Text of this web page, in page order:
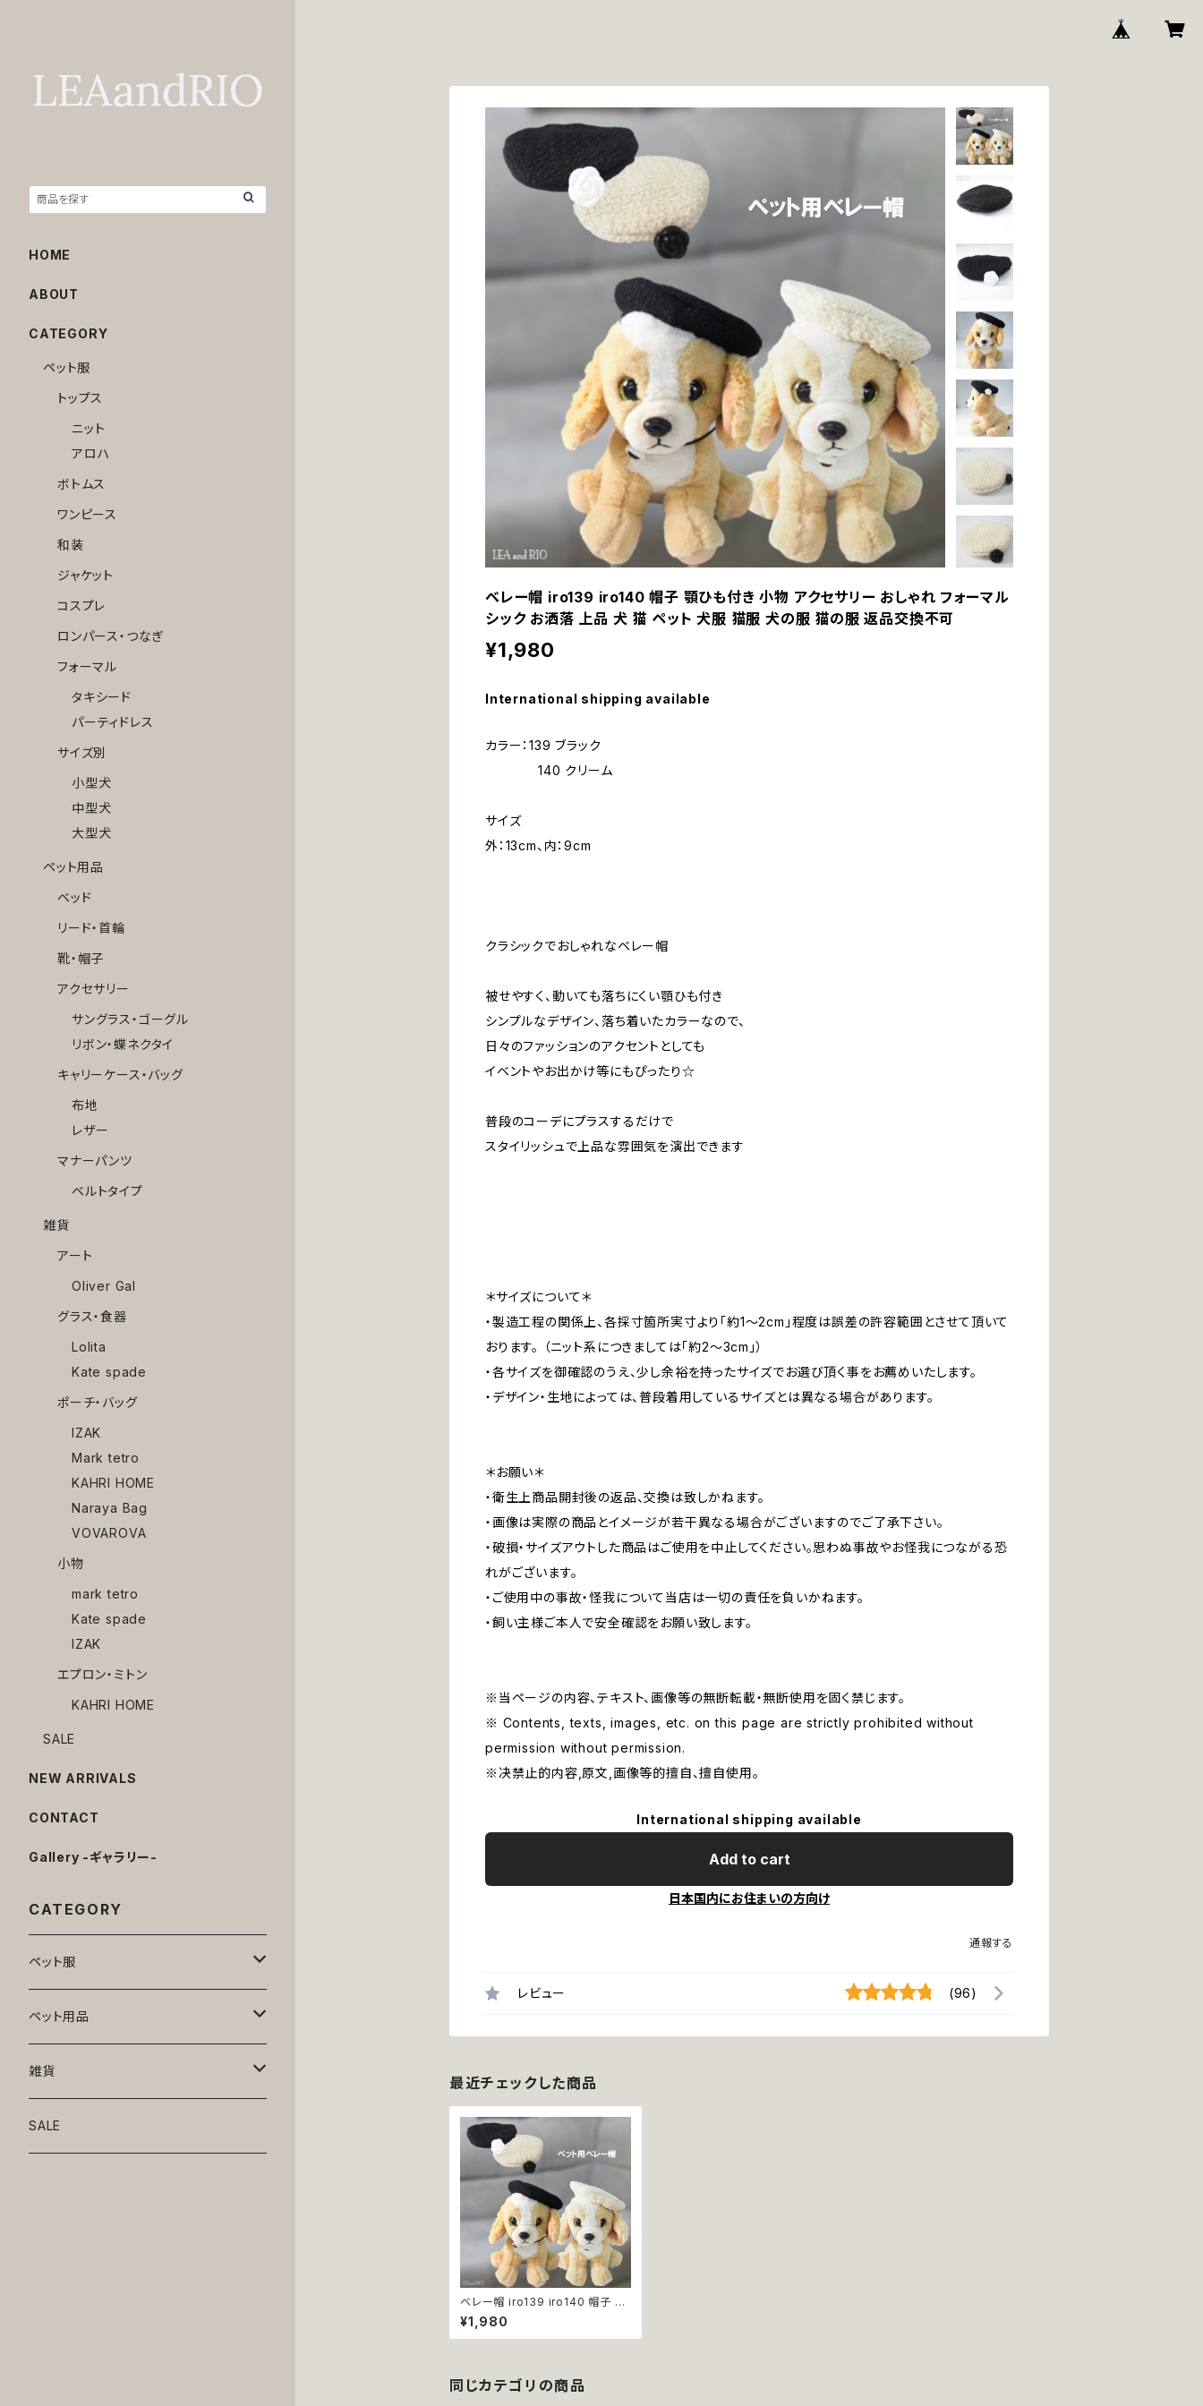
ベレー帽 iro139 iro140 帽子 顎ひも付き 小物 アクセサリー おしゃれ フォーマル
シック お洒落 上品 犬 猫 ペット 犬服 猫服 犬の服 猫の服 返品交換不可
¥1,980
International shipping available
カラー：139 ブラック
140 クリーム
サイズ
外：13cm、内：9cm
クラシックでおしゃれなベレー帽
被せやすく、動いても落ちにくい顎ひも付き
シンプルなデザイン、落ち着いたカラーなので、
日々のファッションのアクセントとしても
イベントやお出かけ等にもぴったり☆
普段のコーデにプラスするだけで
スタイリッシュで上品な雰囲気を演出できます
＊サイズについて＊
・製造工程の関係上、各採寸箇所実寸より「約1～2cm」程度は誤差の許容範囲とさせて頂いて
おります。 （ニット系につきましては「約2～3cm」）
・各サイズを御確認のうえ、少し余裕を持ったサイズでお選び頂く事をお薦めいたします。
・デザイン・生地によっては、普段着用しているサイズとは異なる場合があります。
＊お願い＊
・衛生上商品開封後の返品、交換は致しかねます。
・画像は実際の商品とイメージが若干異なる場合がございますのでご了承下さい。
・破損・サイズアウトした商品はご使用を中止してください。思わぬ事故やお怪我につながる恐
れがございます。
・ご使用中の事故・怪我について当店は一切の責任を負いかねます。
・飼い主様ご本人で安全確認をお願い致します。
※当ページの内容、テキスト、画像等の無断転載・無断使用を固く禁じます。
※ Contents, texts, images, etc. on this page are strictly prohibited without
permission without permission.
※决禁止的内容,原文,画像等的擅自、擅自使用。
International shipping available
Add to cart
日本国内にお住まいの方向け
通報する
レビュー (96)
最近チェックした商品
ベレー帽 iro139 iro140 帽子 顎
ひも付き 小物 アクセサリー おしゃ
れ フォーマル シック お洒落 上品
犬 猫 ペット 犬服 猫服 犬の服 猫
¥1,980
同じカテゴリの商品
HOME
ABOUT
CATEGORY
ペット服
トップス
ニット
アロハ
ボトムス
ワンピース
和装
ジャケット
コスプレ
ロンパース・つなぎ
フォーマル
タキシード
パーティドレス
サイズ別
小型犬
中型犬
大型犬
ペット用品
ベッド
リード・首輪
靴・帽子
アクセサリー
サングラス・ゴーグル
リボン・蝶ネクタイ
キャリーケース・バッグ
布地
レザー
マナーパンツ
ベルトタイプ
雑貨
アート
Oliver Gal
グラス・食器
Lolita
Kate spade
ポーチ・バッグ
IZAK
Mark tetro
KAHRI HOME
Naraya Bag
VOVAROVA
小物
mark tetro
Kate spade
IZAK
エプロン・ミトン
KAHRI HOME
SALE
NEW ARRIVALS
CONTACT
Gallery -ギャラリー-
CATEGORY
ペット服
トップス
ニット
アロハ
ボトムス
ワンピース
ペット用品
ベッド
リード・首輪
雑貨
アート
SALE